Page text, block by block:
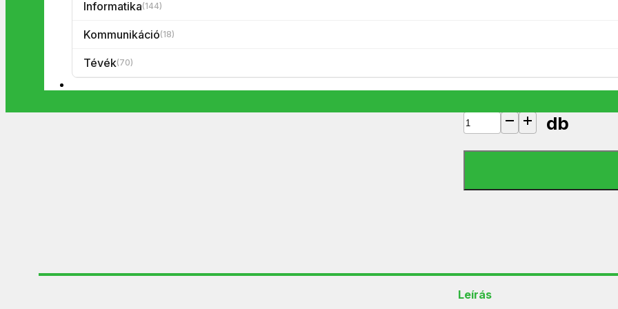
Informatika(144)
Kommunikáció(18)
Tévék(70)
18 készleten
Gombelem alkáli LR54 Agfa AG10/
db
Leírás